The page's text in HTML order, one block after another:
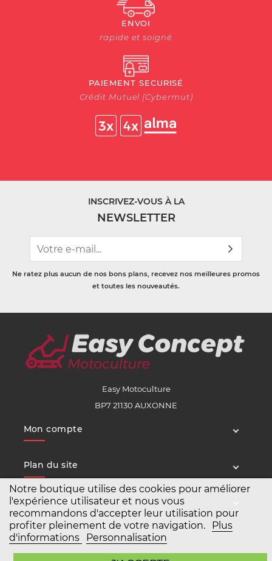
Notre boutique utilise des cookies pour améliorer
l'expérience utilisateur et nous vous
recommandons d'accepter leur utilisation pour
profiter pleinement de votre navigation.
Plus
d'informations
Personnalisation
ENVOI
rapide et soigné
PAIEMENT SECURISÉ
Crédit Mutuel (Cybermut)
INSCRIVEZ-VOUS À LA
NEWSLETTER
Ne ratez plus aucun de nos bons plans, recevez nos meilleures promos
et toutes les nouveautés.
Easy Motoculture
BP7 21130 AUXONNE
Mon compte
Plan du site
Service client
Copyright Easy Motoculture 2026